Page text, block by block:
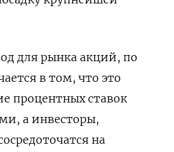
для рынка акций, по
в том, что это
процентных ставок
а инвесторы,
на